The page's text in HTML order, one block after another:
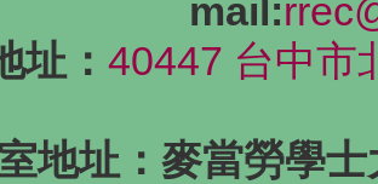
mail:
址：40447 台中市
地址：麥當勞學